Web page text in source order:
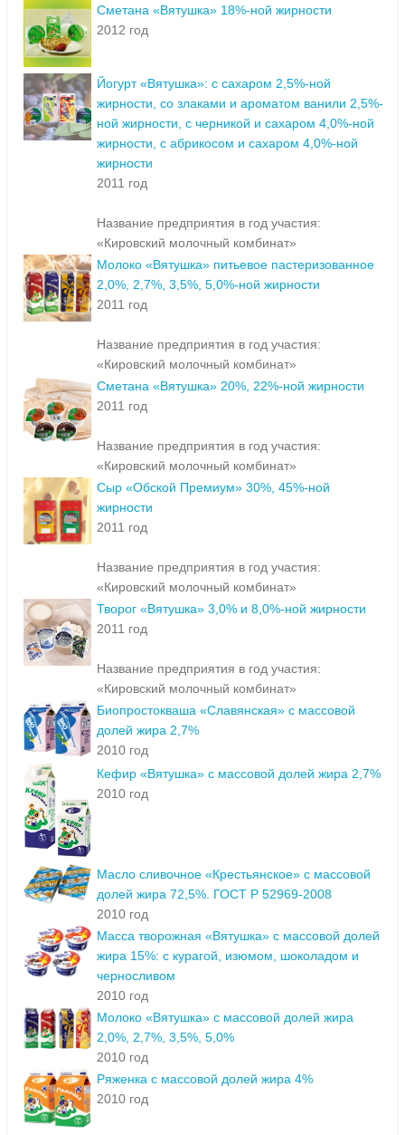
Сметана «Вятушка» 18%-ной жирности
2012 год
Йогурт «Вятушка»: с сахаром 2,5%-ной
жирности, cо злаками и ароматом ванили 2,5%-
ной жирности, с черникой и сахаром 4,0%-ной
жирности, с абрикосом и сахаром 4,0%-ной
жирности
2011 год
Название предприятия в год участия:
«Кировский молочный комбинат»
Молоко «Вятушка» питьевое пастеризованное
2,0%, 2,7%, 3,5%, 5,0%-ной жирности
2011 год
Название предприятия в год участия:
«Кировский молочный комбинат»
Сметана «Вятушка» 20%, 22%-ной жирности
2011 год
Название предприятия в год участия:
«Кировский молочный комбинат»
Сыр «Обской Премиум» 30%, 45%-ной
жирности
2011 год
Название предприятия в год участия:
«Кировский молочный комбинат»
Творог «Вятушка» 3,0% и 8,0%-ной жирности
2011 год
Название предприятия в год участия:
«Кировский молочный комбинат»
Биопростокваша «Славянская» с массовой
долей жира 2,7%
2010 год
Кефир «Вятушка» с массовой долей жира 2,7%
2010 год
Масло сливочное «Крестьянское» с массовой
долей жира 72,5%. ГОСТ Р 52969-2008
2010 год
Масса творожная «Вятушка» с массовой долей
жира 15%: с курагой, изюмом, шоколадом и
черносливом
2010 год
Молоко «Вятушка» с массовой долей жира
2,0%, 2,7%, 3,5%, 5,0%
2010 год
Ряженка с массовой долей жира 4%
2010 год